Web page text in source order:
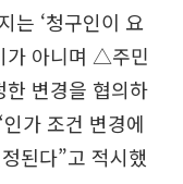
는 ‘청구인이 요
가 아니며 △주민
변경을 협의하
가 조건 변경에
된다”고 적시했